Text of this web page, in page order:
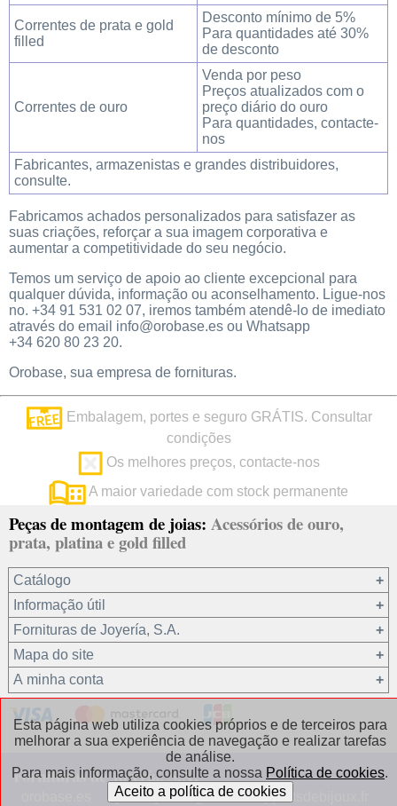
Correntes de prata e gold
filled
Desconto mínimo de 5%
Para quantidades até 30%
de desconto
Correntes de ouro
Venda por peso
Preços atualizados com o
preço diário do ouro
Para quantidades, contacte-
nos
Fabricantes, armazenistas e grandes distribuidores,
consulte.
Fabricamos achados personalizados para satisfazer as
suas criações, reforçar a sua imagem corporativa e
aumentar a competitividade do seu negócio.
Temos um serviço de apoio ao cliente excepcional para
qualquer dúvida, informação ou aconselhamento. Ligue-nos
no. +34 91 531 02 07, iremos também atendê-lo de imediato
através do email info@orobase.es ou Whatsapp
+34 620 80 23 20.
Orobase, sua empresa de fornituras.
Embalagem, portes e seguro GRÁTIS. Consultar
condições
Os melhores preços, contacte-nos
A maior variedade com stock permanente
Peças de montagem de joias: Acessórios de ouro,
prata, platina e gold filled
Catálogo
Ouro 18 kt
Ouro 9 kt
Platina 22.8 kt
Prata 925
Outros materiais
Correntes de gold filled
Informação útil
Fornituras de Joyería, S.A.
Quem somos?
condições de venda
Política de cookies
Contacto / Onde estamos
Perguntas frequentes
Mapa do site
A minha conta
Recuperar password
Fornituras de Joyería, S.A.
jewelryfindings.eu appretsdebijoux.fr
Esta página web utiliza cookies próprios e de terceiros para
melhorar a sua experiência de navegação e realizar tarefas
de análise.
Para mais informação, consulte a nossa Política de cookies.